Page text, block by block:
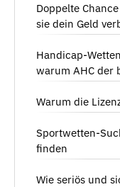
Doppelte
sie dein Geld
Handicap-
warum AHC der
Warum die
Sportwetten-
finden
Wie seriös und